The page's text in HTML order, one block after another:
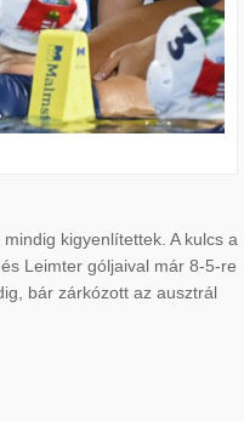
kigyenlítettek. A kulcs a
Leimter góljaival már 8-5-re
bár zárkózott az ausztrál